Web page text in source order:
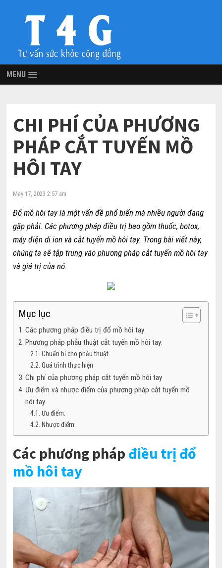
MENU
CHI PHÍ CỦA PHƯƠNG
PHÁP CẮT TUYẾN MỒ
HÔI TAY
May 17, 2023 2:57 am
Đổ mồ hôi tay là một vấn đề phổ biến mà nhiều người đang
gặp phải. Các phương pháp điều trị bao gồm thuốc, botox,
máy điện di ion và cắt tuyến mồ hôi tay. Trong bài viết này,
chúng ta sẽ tập trung vào phương pháp cắt tuyến mồ hôi tay
và giá trị của nó.
Mục lục
Các phương pháp điều trị đổ mồ hôi tay
Phương pháp phẫu thuật cắt tuyến mồ hôi tay:
Chuẩn bị cho phẫu thuật
Quá trình thực hiện
Chi phí của phương pháp cắt tuyến mồ hôi tay
Ưu điểm và nhược điểm của phương pháp cắt tuyến mồ
hôi tay
Ưu điểm:
Nhược điểm:
Các phương pháp điều trị đổ
mồ hôi tay